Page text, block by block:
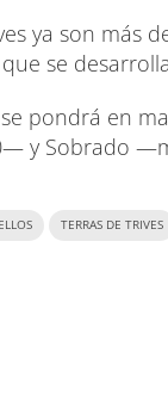
ya son más
se
pondrá en
y Sobrado
TERRAS DE TRIVES